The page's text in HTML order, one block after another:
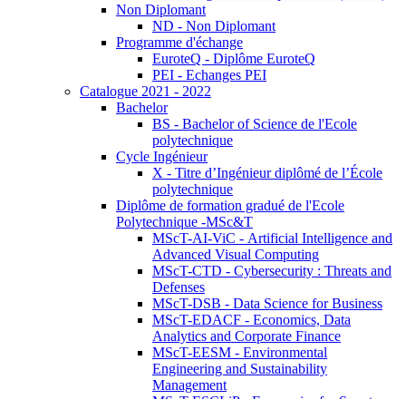
Non Diplomant
ND - Non Diplomant
Programme d'échange
EuroteQ - Diplôme EuroteQ
PEI - Echanges PEI
Catalogue 2021 - 2022
Bachelor
BS - Bachelor of Science de l'Ecole
polytechnique
Cycle Ingénieur
X - Titre d’Ingénieur diplômé de l’École
polytechnique
Diplôme de formation gradué de l'Ecole
Polytechnique -MSc&T
MScT-AI-ViC - Artificial Intelligence and
Advanced Visual Computing
MScT-CTD - Cybersecurity : Threats and
Defenses
MScT-DSB - Data Science for Business
MScT-EDACF - Economics, Data
Analytics and Corporate Finance
MScT-EESM - Environmental
Engineering and Sustainability
Management